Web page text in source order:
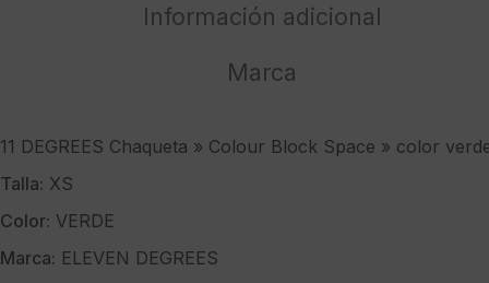
oscuro
Información adicional
Marca
11 DEGREES Chaqueta » Colour Block Space » color
Talla: XS
Color: VERDE
Marca: ELEVEN DEGREES